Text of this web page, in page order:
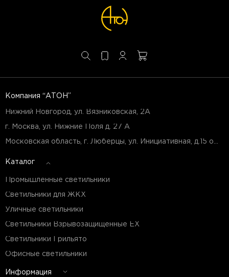
Компания “АТОН”
Нижний Новгород, ул. Вязниковская, 2А
г. Москва, ул. Нижние Поля д. 27 А
Каталог
Промышленные светильники
Светильники для ЖКХ
Уличные светильники
Светильники Взрывозащищенные EX
Светильники Грильято
Офисные светильники
Информация